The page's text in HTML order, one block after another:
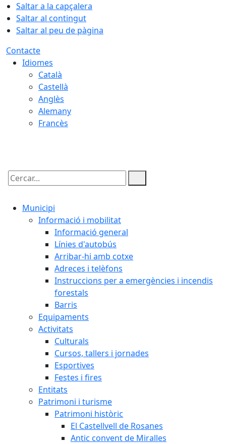
Saltar a la capçalera
Saltar al contingut
Saltar al peu de pàgina
Contacte
Idiomes
Català
Castellà
Anglès
Alemany
Francès
Cercar:
Municipi
Informació i mobilitat
Informació general
Línies d'autobús
Arribar-hi amb cotxe
Adreces i telèfons
Instruccions per a emergències i incendis
forestals
Barris
Equipaments
Activitats
Culturals
Cursos, tallers i jornades
Esportives
Festes i fires
Entitats
Patrimoni i turisme
Patrimoni històric
El Castellvell de Rosanes
Antic convent de Miralles